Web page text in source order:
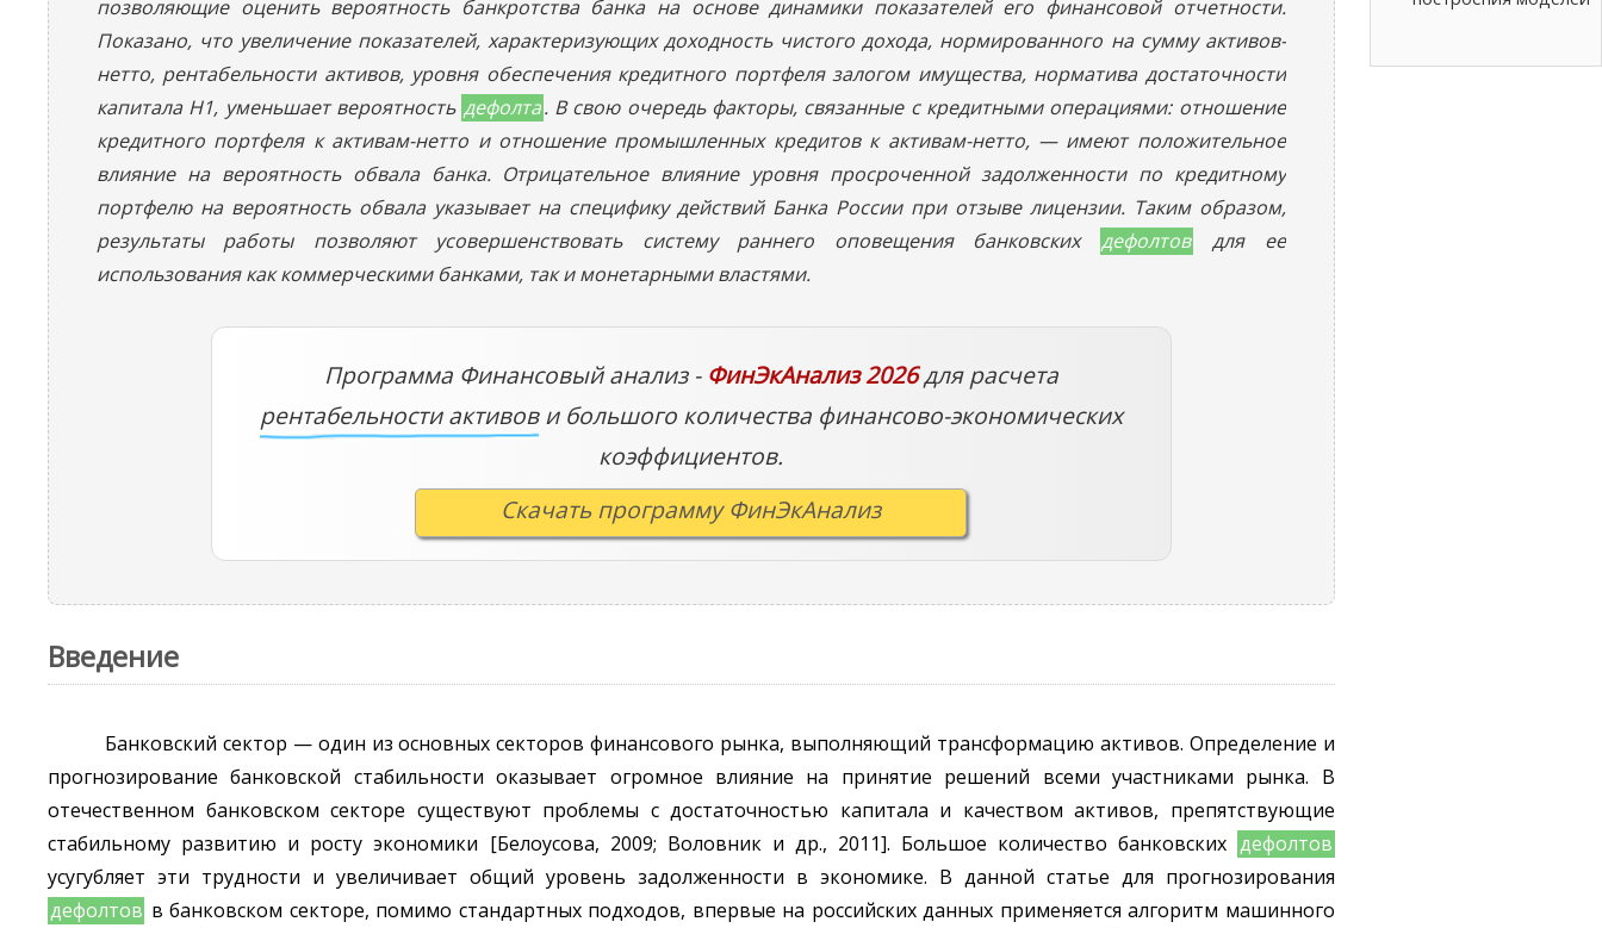
позволяющие оценить вероятность банкротства банка на основе динамики показателей его финансовой отчетности.
Показано, что увеличение показателей, характеризующих доходность чистого дохода, нормированного на сумму активов-
нетто, рентабельности активов, уровня обеспечения кредитного портфеля залогом имущества, норматива достаточности
капитала Н1, уменьшает вероятность дефолта. В свою очередь факторы, связанные с кредитными операциями: отношение
кредитного портфеля к активам-нетто и отношение промышленных кредитов к активам-нетто, — имеют положительное
влияние на вероятность обвала банка. Отрицательное влияние уровня просроченной задолженности по кредитному
портфелю на вероятность обвала указывает на специфику действий Банка России при отзыве лицензии. Таким образом,
результаты работы позволяют усовершенствовать систему раннего оповещения банковских дефолтов для ее
использования как коммерческими банками, так и монетарными властями.
Программа Финансовый анализ - ФинЭкАнализ 2026для расчета
рентабельности активови большого количества финансово-экономических
коэффициентов.
Скачать программу ФинЭкАнализ
Введение
Банковский сектор — один из основных секторов финансового рынка, выполняющий трансформацию активов. Определение и
прогнозирование банковской стабильности оказывает огромное влияние на принятие решений всеми участниками рынка. В
отечественном банковском секторе существуют проблемы с достаточностью капитала и качеством активов, препятствующие
стабильному развитию и росту экономики [Белоусова, 2009; Воловник и др., 2011]. Большое количество банковских дефолтов
усугубляет эти трудности и увеличивает общий уровень задолженности в экономике. В данной статье для прогнозирования
дефолтов в банковском секторе, помимо стандартных подходов, впервые на российских данных применяется алгоритм машинного